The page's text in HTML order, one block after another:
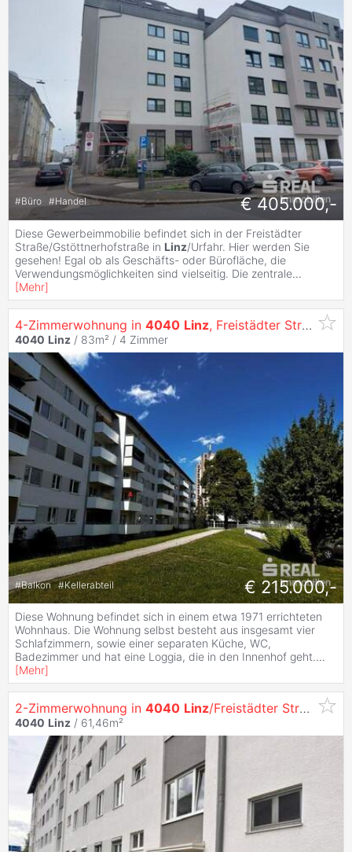
#Büro #Handel € 405.000,-
Diese Gewerbeimmobilie befindet sich in der Freistädter
Straße/Gstöttnerhofstraße in Linz/Urfahr. Hier werden Sie
gesehen! Egal ob als Geschäfts- oder Bürofläche, die
Verwendungsmöglichkeiten sind vielseitig. Die zentrale...
[Mehr]
4-Zimmerwohnung in 4040 Linz, Freistädter Straße 86 Top 4
4040 Linz / 83m² / 4 Zimmer
#Balkon #Kellerabteil € 215.000,-
Diese Wohnung befindet sich in einem etwa 1971 errichteten
Wohnhaus. Die Wohnung selbst besteht aus insgesamt vier
Schlafzimmern, sowie einer separaten Küche, WC,
Badezimmer und hat eine Loggia, die in den Innenhof geht....
[Mehr]
2-Zimmerwohnung in 4040 Linz/Freistädter Straße 90 Top 9
4040 Linz / 61,46m²